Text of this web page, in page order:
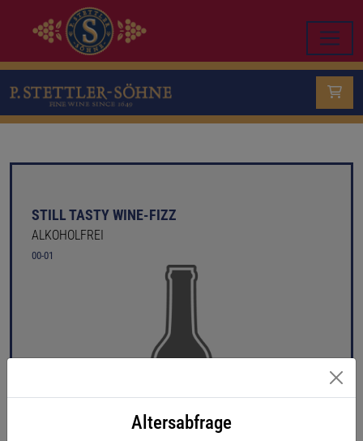
Altersabfrage
STILL TASTY WINE-FIZZ
ALKOHOLFREI
00-01